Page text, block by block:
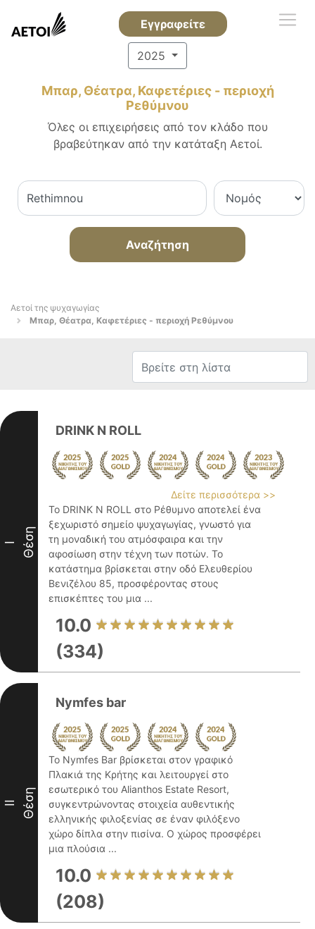
Εγγραφείτε
2025
Μπαρ, Θέατρα, Καφετέριες - περιοχή
Ρεθύμνου
Όλες οι επιχειρήσεις από τον κλάδο που
βραβεύτηκαν από την κατάταξη Αετοί.
Αναζήτηση
Αετοί της ψυχαγωγίας
Μπαρ, Θέατρα, Καφετέριες - περιοχή Ρεθύμνου
I Θέση
DRINK N ROLL
Δείτε περισσότερα >>
Το DRINK N ROLL στο Ρέθυμνο αποτελεί ένα
ξεχωριστό σημείο ψυχαγωγίας, γνωστό για
τη μοναδική του ατμόσφαιρα και την
αφοσίωση στην τέχνη των ποτών. Το
κατάστημα βρίσκεται στην οδό Ελευθερίου
Βενιζέλου 85, προσφέροντας στους
επισκέπτες του μια ...
10.0
(334)
II Θέση
Nymfes bar
Το Nymfes Bar βρίσκεται στον γραφικό
Πλακιά της Κρήτης και λειτουργεί στο
εσωτερικό του Alianthos Estate Resort,
συγκεντρώνοντας στοιχεία αυθεντικής
ελληνικής φιλοξενίας σε έναν φιλόξενο
χώρο δίπλα στην πισίνα. Ο χώρος προσφέρει
μια πλούσια ...
10.0
(208)